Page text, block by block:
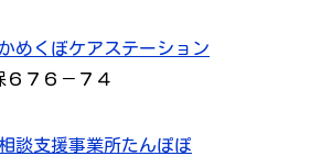
めくぼケアステーション
６７６－７４
談支援事業所たんぽぽ